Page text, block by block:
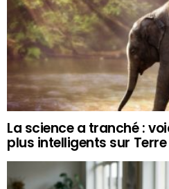
La science a tranché :
plus intelligents sur Terre